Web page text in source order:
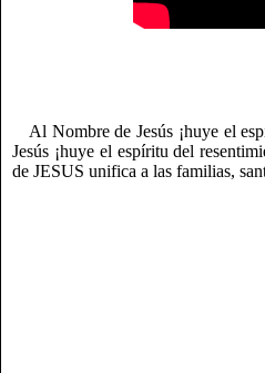
Al Nombre de Jesús ¡huye el
Jesús ¡huye el espíritu del
de JESUS unifica a las familias,